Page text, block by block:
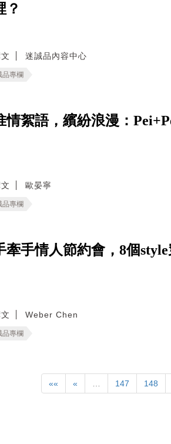
？
迷誠品內容中心
品專欄
情絮語，繽紛浪漫：
歐晏寧
品專欄
牽手情人節約會，8個
Weber Chen
品專欄
«« « … 147 148